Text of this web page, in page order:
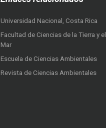
Universidad Nacional, Costa Rica
Facultad de Ciencias de la Tierra y el
Mar
Escuela de Ciencias Ambientales
Revista de Ciencias Ambientales